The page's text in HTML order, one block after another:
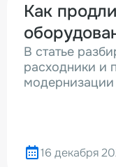
Как
В статье
расходники и
модернизации
16 декабря